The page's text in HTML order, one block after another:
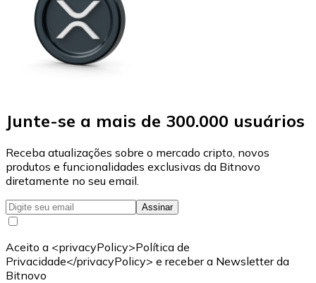
Junte-se a mais de 300.000 usuários
Receba atualizações sobre o mercado cripto, novos
produtos e funcionalidades exclusivas da Bitnovo
diretamente no seu email.
Assinar
Aceito a <privacyPolicy>Política de
Privacidade</privacyPolicy> e receber a Newsletter da
Bitnovo